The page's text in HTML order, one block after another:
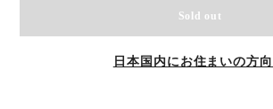
Sold out
日本国内にお住まいの方